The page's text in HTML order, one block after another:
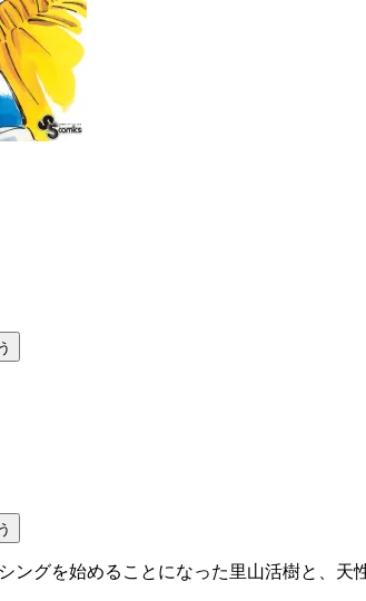
ングを始めることになった里山活樹と、